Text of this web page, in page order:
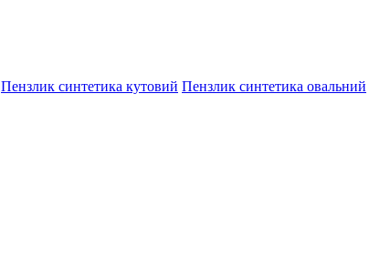
Пензлик синтетика кутовий Пензлик синтетика овальний